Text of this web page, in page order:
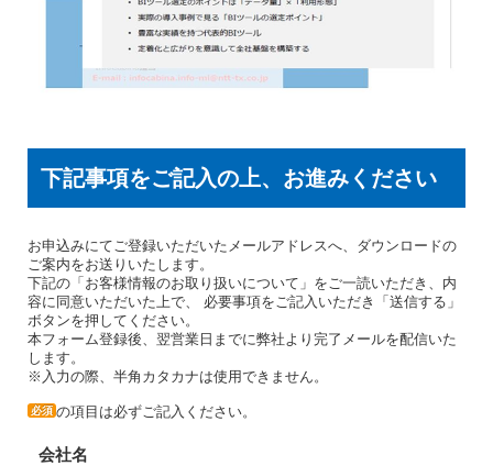
下記事項をご記入の上、お進みください
お申込みにてご登録いただいたメールアドレスへ、ダウンロードの
ご案内をお送りいたします。
下記の「お客様情報のお取り扱いについて」をご一読いただき、内
容に同意いただいた上で、 必要事項をご記入いただき「送信する」
ボタンを押してください。
本フォーム登録後、翌営業日までに弊社より完了メールを配信いた
します。
※入力の際、半角カタカナは使用できません。
必須 の項目は必ずご記入ください。
会社名